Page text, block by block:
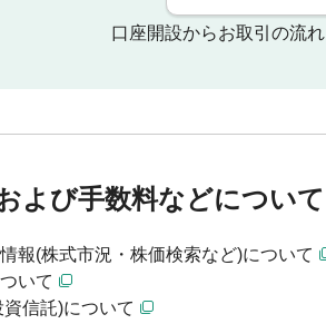
口座開設からお取引の流れ
よび手数料などについて
報(株式市況・株価検索など)について
いて
信託)について